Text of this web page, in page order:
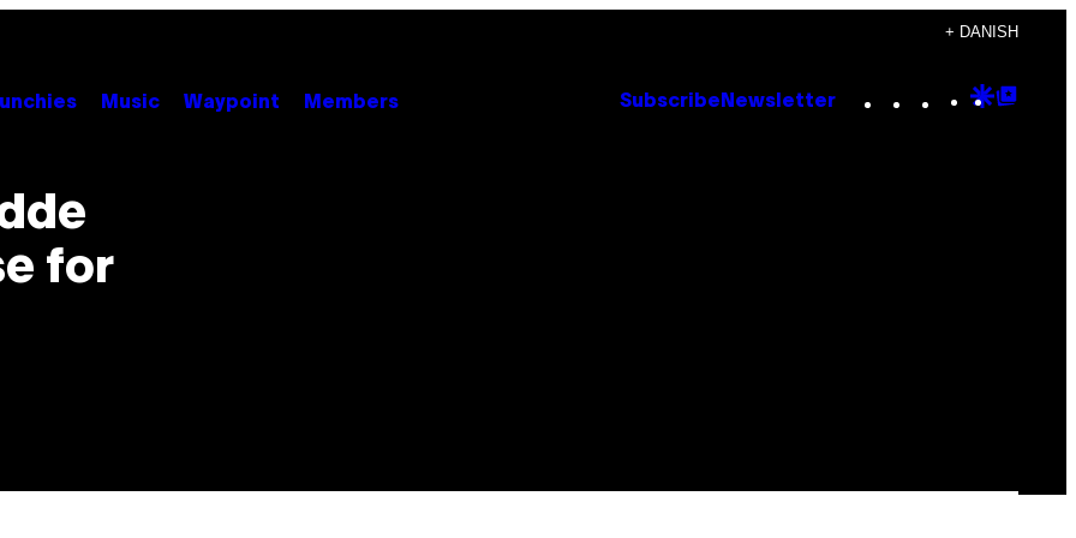
+ DANISH
Music Waypoint Members Subscribe Newsletter Instagram
TikTok
YouTube
Google
for